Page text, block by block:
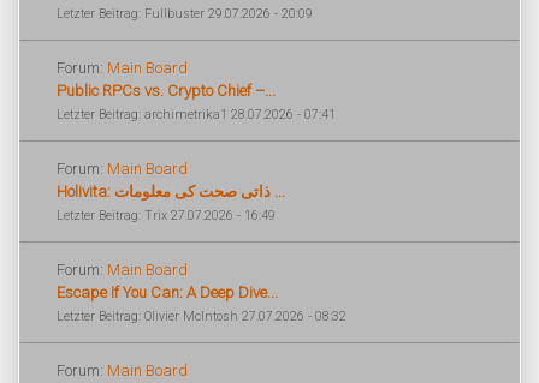
Letzter Beitrag: Fullbuster 29.07.2026 - 20:09
Forum: Main Board
Public RPCs vs. Crypto Chief –...
Letzter Beitrag: archimetrika1 28.07.2026 - 07:41
Forum: Main Board
Holivita: ذاتی صحت کی معلومات ...
Letzter Beitrag: Trix 27.07.2026 - 16:49
Forum: Main Board
Escape If You Can: A Deep Dive...
Letzter Beitrag: Olivier McIntosh 27.07.2026 - 08:32
Forum: Main Board